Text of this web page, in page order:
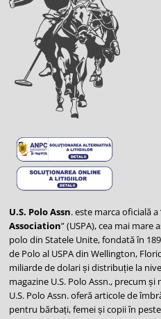
U.S. Polo Assn. este marca oficială a
Association” (USPA), cea mai
polo din Statele Unite, fondată în
de Polo al USPA din Wellington,
miliarde de dolari și distribuție la
magazine U.S. Polo Assn., precum
U.S. Polo Assn. oferă articole de
pentru bărbați, femei și copii în